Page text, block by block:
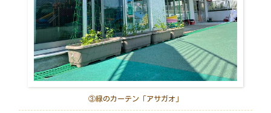
③緑のカーテン「アサガオ」